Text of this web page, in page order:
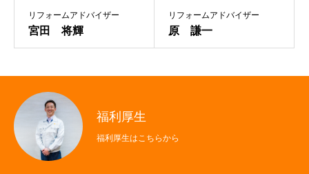
リフォームアドバイザー
宮田 将輝
リフォームアドバイザー
原 謙一
福利厚生
福利厚生はこちらから